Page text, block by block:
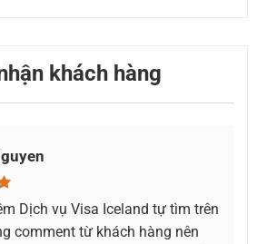
khách hàng
Dịch vụ Visa Iceland tự tìm trên
comment từ khách hàng nên